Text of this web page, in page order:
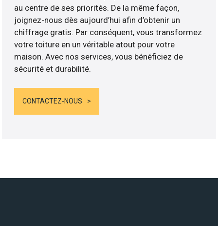
au centre de ses priorités. De la même façon,
joignez-nous dès aujourd’hui afin d’obtenir un
chiffrage gratis. Par conséquent, vous transformez
votre toiture en un véritable atout pour votre
maison. Avec nos services, vous bénéficiez de
sécurité et durabilité.
CONTACTEZ-NOUS